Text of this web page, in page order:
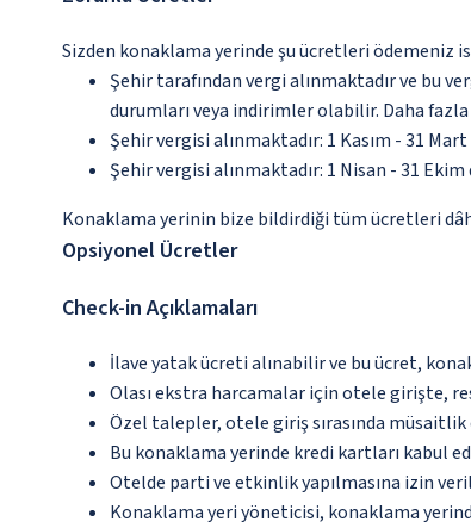
Sizden konaklama yerinde şu ücretleri
Şehir tarafından vergi alınmaktadır ve bu
durumları veya indirimler olabilir. Daha
Şehir vergisi alınmaktadır: 1 Kasım - 31
Şehir vergisi alınmaktadır: 1 Nisan - 31
Konaklama yerinin bize bildirdiği tüm ücretleri
Opsiyonel Ücretler
Check-in Açıklamaları
İlave yatak ücreti alınabilir ve bu ücret,
Olası ekstra harcamalar için otele girişte,
Özel talepler, otele giriş sırasında
Bu konaklama yerinde kredi kartları kabul
Otelde parti ve etkinlik yapılmasına izin
Konaklama yeri yöneticisi, konaklama